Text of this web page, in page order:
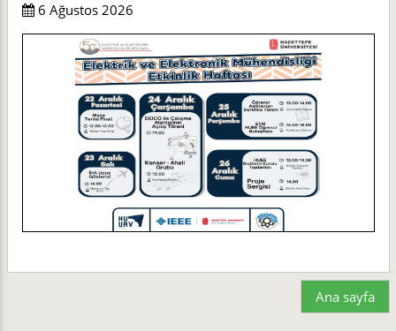
6 Ağustos 2026
Ana sayfa